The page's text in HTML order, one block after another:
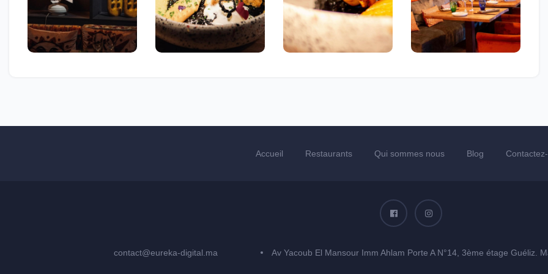
Accueil Restaurants Qui sommes nous Blog
contact@eureka-digital.ma Av Yacoub El Mansour Imm Ahlam Porte A N°14, 3ème étage Guéliz.